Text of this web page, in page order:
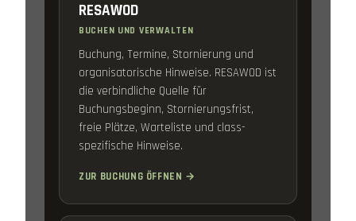
RESAWOD
BUCHEN UND VERWALTEN
Buchung, Termine, Stornierung und
organisatorische Hinweise. RESAWOD ist
die verbindliche Quelle für
Buchungsbeginn, Stornierungsfrist,
freie Plätze, Warteliste und class-
spezifische Hinweise.
ZUR BUCHUNG ÖFFNEN →